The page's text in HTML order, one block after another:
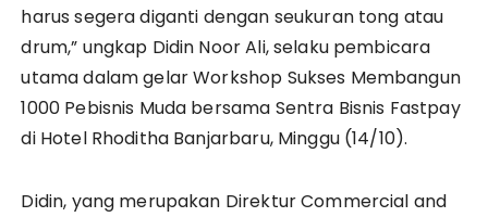
harus segera diganti dengan seukuran tong atau
drum,” ungkap Didin Noor Ali, selaku pembicara
utama dalam gelar Workshop Sukses Membangun
1000 Pebisnis Muda bersama Sentra Bisnis Fastpay
di Hotel Rhoditha Banjarbaru, Minggu (14/10).
Didin, yang merupakan Direktur Commercial and